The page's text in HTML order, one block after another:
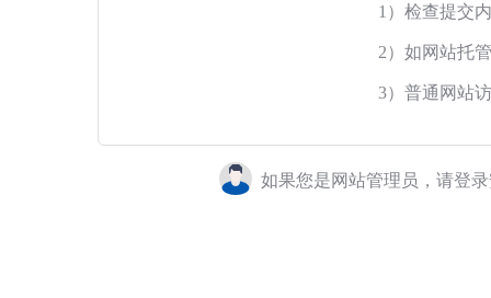
1）检查提交
2）如网站托
3）普通网站
如果您是网站管理员，请登